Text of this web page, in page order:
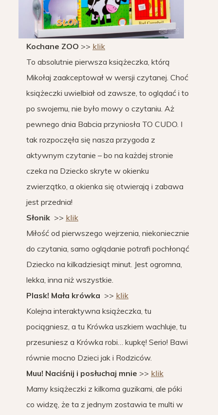
Kochane ZOO >> klik
To absolutnie pierwsza książeczka, którą
Mikołaj zaakceptował w wersji czytanej. Choć
książeczki uwielbiał od zawsze, to oglądać i to
po swojemu, nie było mowy o czytaniu. Aż
pewnego dnia Babcia przyniosła TO CUDO. I
tak rozpoczęła się nasza przygoda z
aktywnym czytanie – bo na każdej stronie
czeka na Dziecko skryte w okienku
zwierzątko, a okienka się otwierają i zabawa
jest przednia!
Słonik >> klik
Miłość od pierwszego wejrzenia, niekoniecznie
do czytania, samo oglądanie potrafi pochłonąć
Dziecko na kilkadziesiąt minut. Jest ogromna,
lekka, inna niż wszystkie.
Plask! Mała krówka >> klik
Kolejna interaktywna książeczka, tu
pociągniesz, a tu Krówka uszkiem wachluje, tu
przesuniesz a Krówka robi… kupkę! Serio! Bawi
równie mocno Dzieci jak i Rodziców.
Muu! Naciśnij i posłuchaj mnie >> klik
Mamy książeczki z kilkoma guzikami, ale póki
co widzę, że ta z jednym zostawia te multi w